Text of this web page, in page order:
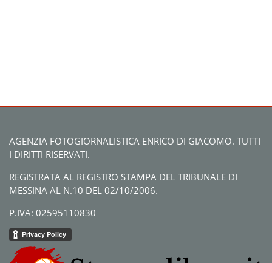
AGENZIA FOTOGIORNALISTICA ENRICO DI GIACOMO. TUTTI
I DIRITTI RISERVATI.
REGISTRATA AL REGISTRO STAMPA DEL TRIBUNALE DI
MESSINA AL N.10 DEL 02/10/2006.
P.IVA: 02595110830